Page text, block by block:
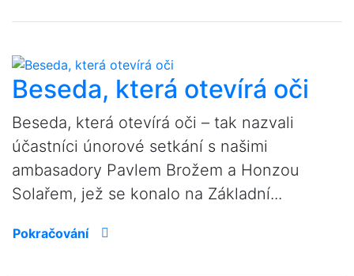
Beseda, která otevírá oči
Beseda, která otevírá oči – tak nazvali
účastníci únorové setkání s našimi
ambasadory Pavlem Brožem a Honzou
Solařem, jež se konalo na Základní...
Pokračování